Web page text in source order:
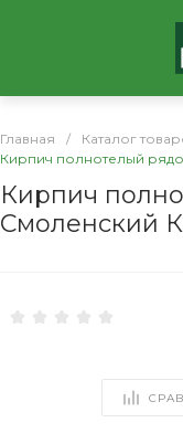
Главная / Каталог
Кирпич полнотелый
Кирпич
Смоленский